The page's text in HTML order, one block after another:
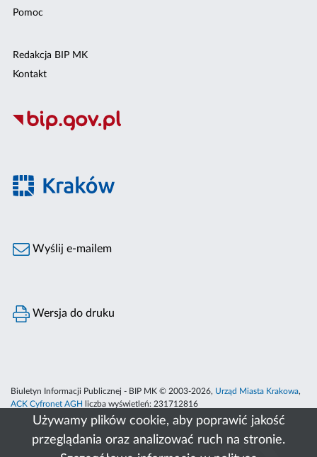
Używamy plików cookie, aby poprawić jakość
przeglądania oraz analizować ruch na stronie.
Pomoc
Redakcja BIP MK
Kontakt
Wyślij e-mailem
Wersja do druku
Biuletyn Informacji Publicznej - BIP MK © 2003-2026, Urząd Miasta Krakowa,
ACK Cyfronet AGH
liczba wyświetleń: 231712816